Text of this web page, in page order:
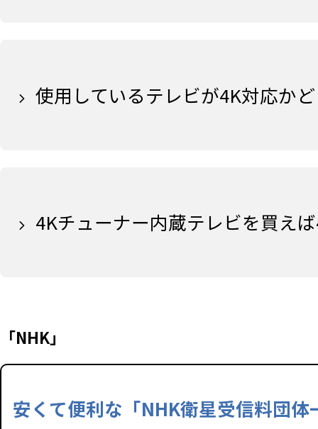
使用しているテレビが4K対応か
4Kチューナー内蔵テレビを買え
「NHK」
安くて便利な「NHK衛星受信料団